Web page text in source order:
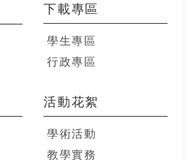
下載專區
學生專區
行政專區
活動花絮
學術活動
教學實務